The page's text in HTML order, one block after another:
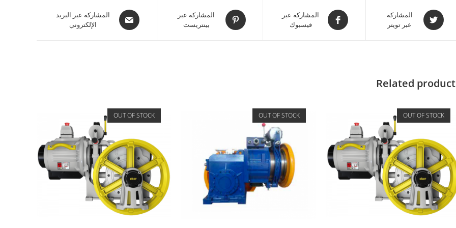
المشاركة
عبر تويتر
المشاركة عبر
فيسبوك
المشاركة عبر
بينتريست
المشاركة عبر البريد
الإلكتروني
Related
OUT OF STOCK
OUT OF STOCK
OUT OF STOCK